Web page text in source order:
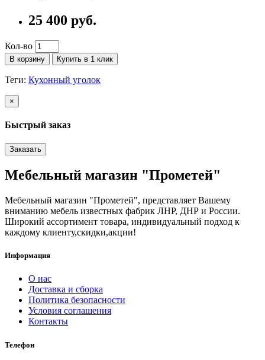
25 400 руб.
Кол-во
В корзину Купить в 1 клик
Теги: Кухонный уголок
×
Быстрый заказ
Заказать
Мебельный магазин "Прометей"
Мебельный магазин "Прометей", представляет Вашему
вниманию мебель известных фабрик ЛНР, ДНР и России.
Широкий ассортимент товара, индивидуальный подход к
каждому клиенту,скидки,акции!
Информация
О нас
Доставка и сборка
Политика безопасности
Условия соглашения
Контакты
Телефон